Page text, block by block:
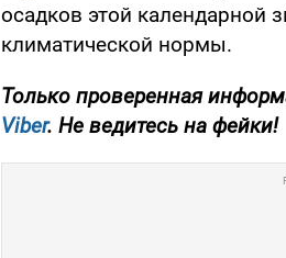
осадков этой календарной
климатической нормы.
Только проверенная
Viber. Не ведитесь на фейки!